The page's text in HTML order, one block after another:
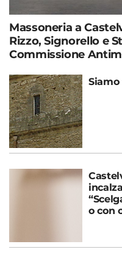
Massoneria a
Rizzo, Signorello e
Commissione
o con